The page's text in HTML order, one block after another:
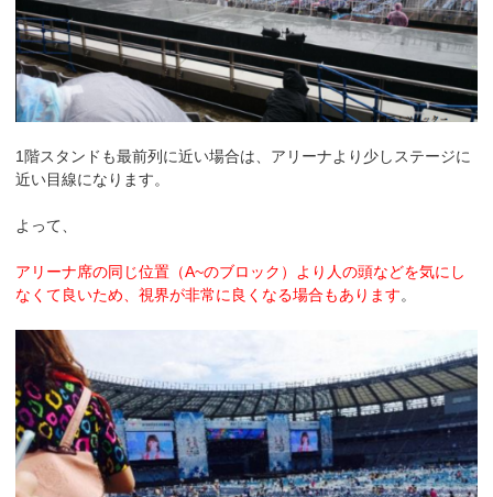
1階スタンドも最前列に近い場合は、アリーナより少しステージに
近い目線になります。
よって、
アリーナ席の同じ位置（A~のブロック）より人の頭などを気にし
なくて良いため、視界が非常に良くなる場合もあります。